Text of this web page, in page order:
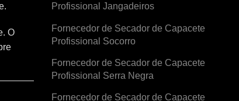
O
Profissional Jangadeiros
Fornecedor de Secador de Capacete
Profissional Socorro
Fornecedor de Secador de Capacete
Profissional Serra Negra
Fornecedor de Secador de Capacete